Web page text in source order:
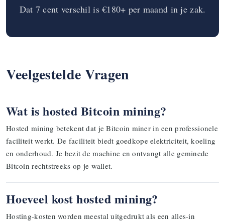
Dat 7 cent verschil is €180+ per maand in je zak.
Veelgestelde Vragen
Wat is hosted Bitcoin mining?
Hosted mining betekent dat je Bitcoin miner in een professionele
faciliteit werkt. De faciliteit biedt goedkope elektriciteit, koeling
en onderhoud. Je bezit de machine en ontvangt alle geminede
Bitcoin rechtstreeks op je wallet.
Hoeveel kost hosted mining?
Hosting-kosten worden meestal uitgedrukt als een alles-in